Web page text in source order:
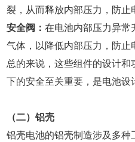
裂，从而释放内部压力，防止
安全阀：在电池内部压力异
气体，以降低内部压力，防止
总的来说，这些组件的设计
下的安全至关重要，是电池设
（二）铝壳
铝壳电池的铝壳制造涉及多